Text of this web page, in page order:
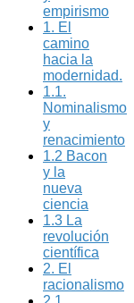
empirismo
1. El
camino
hacia la
modernidad.
1.1.
Nominalismo
y
renacimiento
1.2 Bacon
y la
nueva
ciencia
1.3 La
revolución
científica
2. El
racionalismo